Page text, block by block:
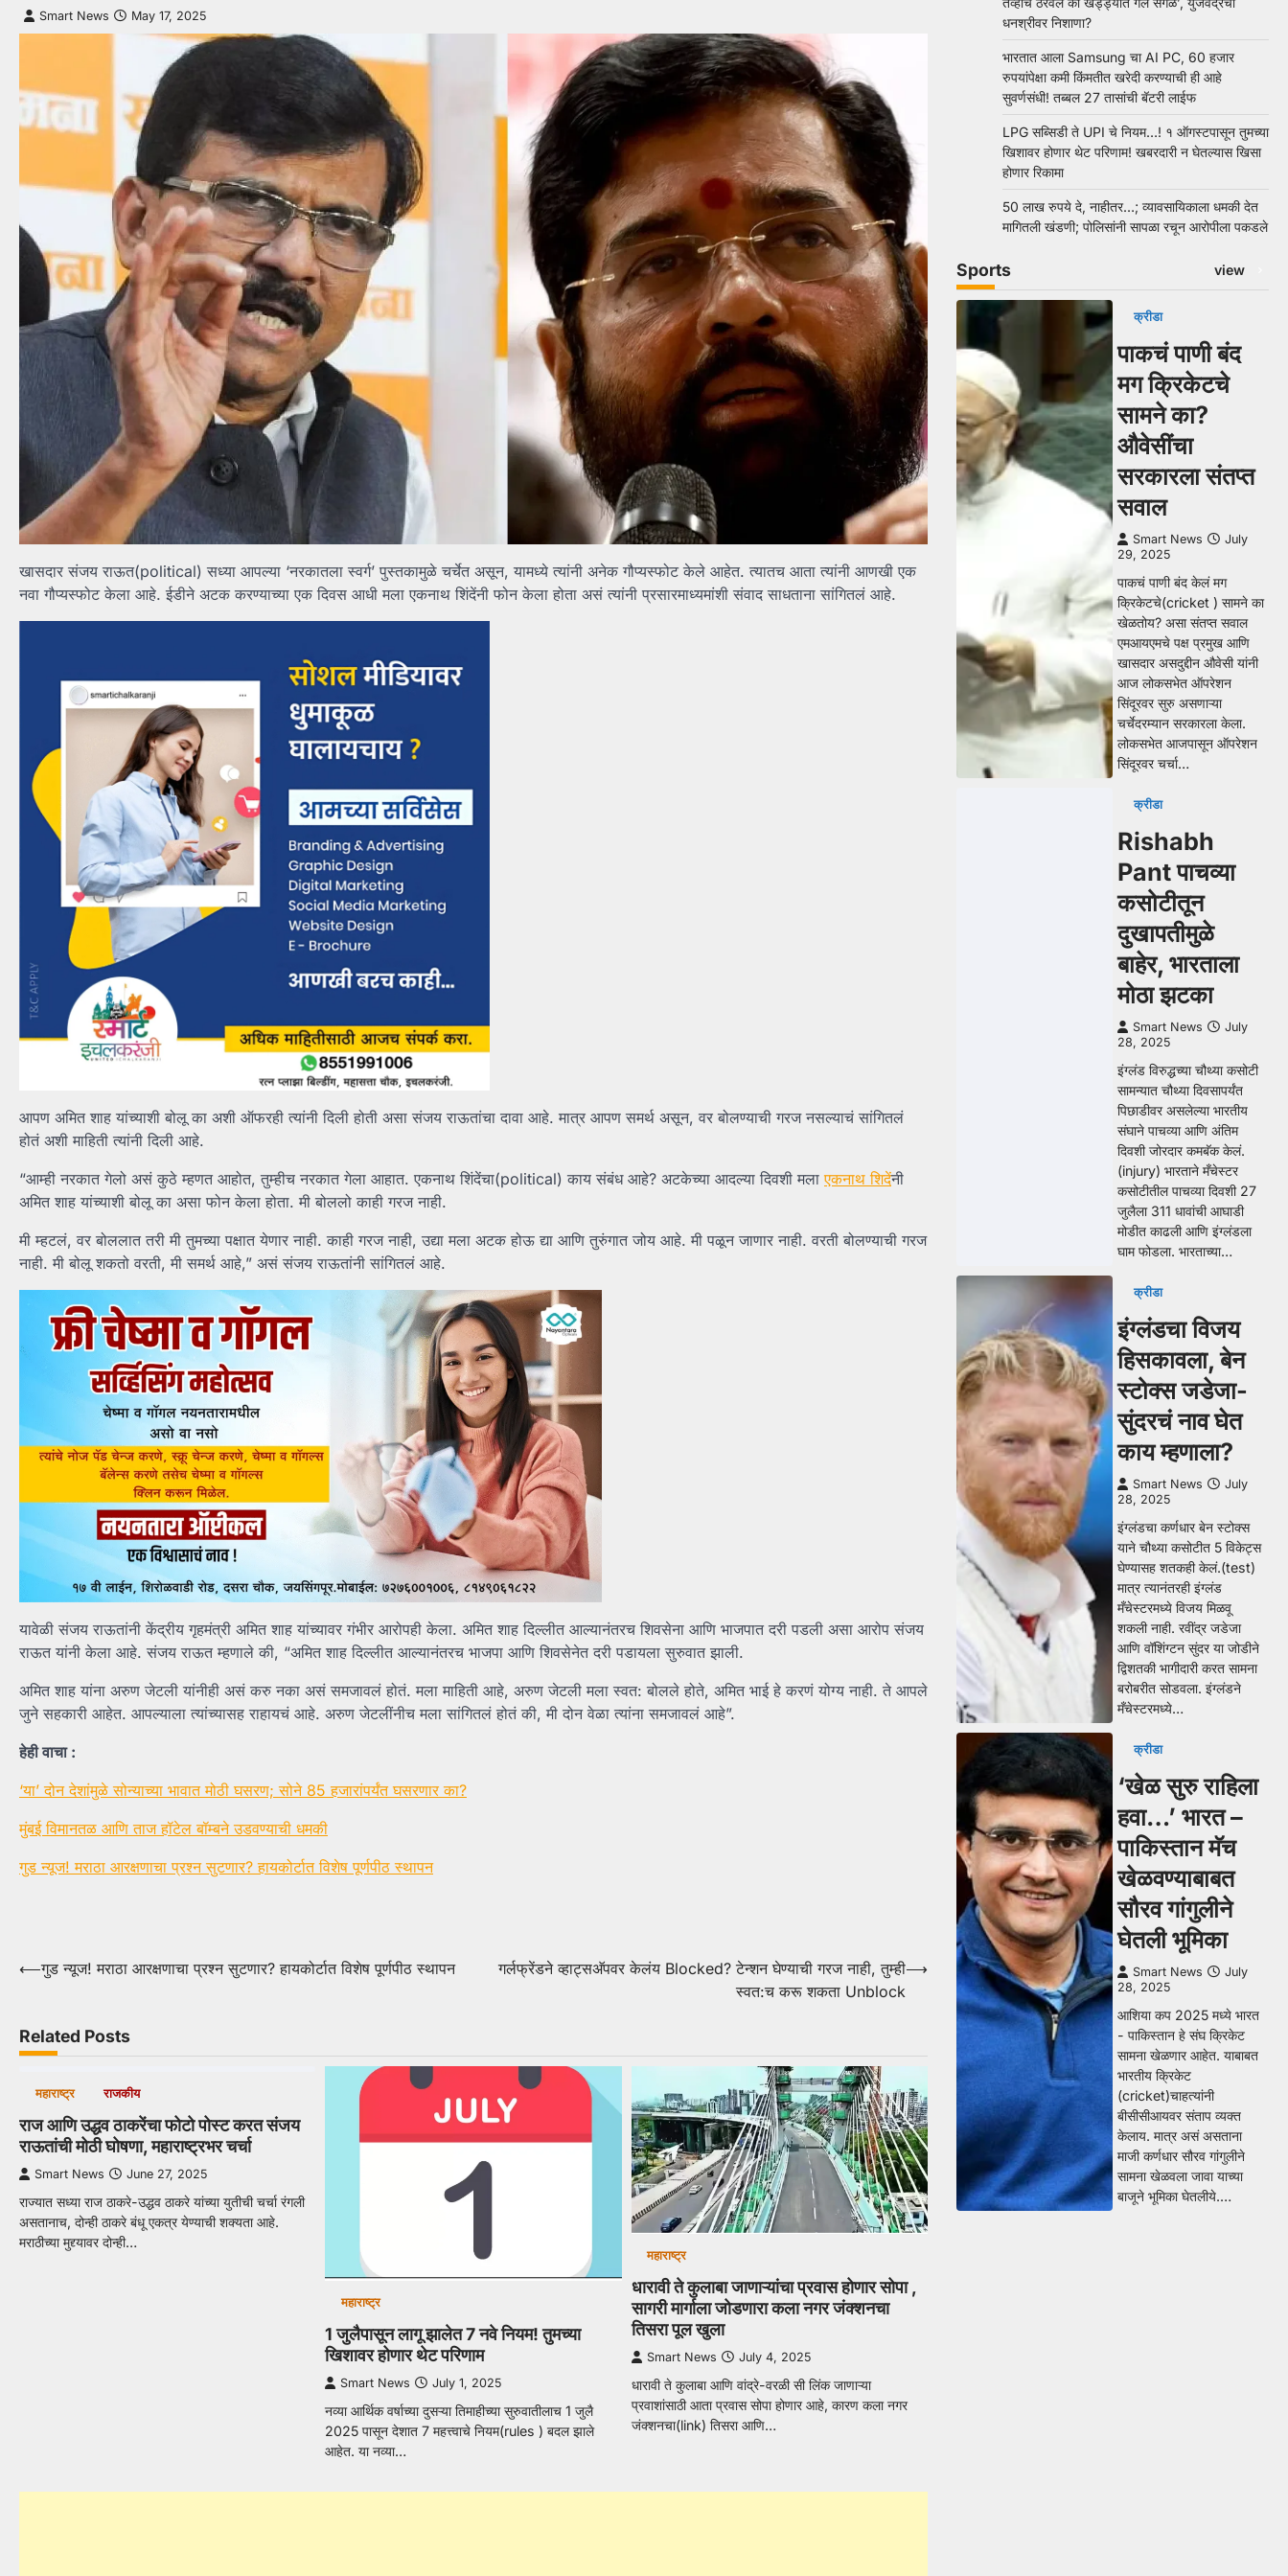
Smart News May 17, 2025
खासदार संजय राऊत(political) सध्या आपल्या ‘नरकातला स्वर्ग’ पुस्तकामुळे चर्चेत असून, यामध्ये त्यांनी अनेक गौप्यस्फोट केले आहेत. त्यातच आता त्यांनी आणखी एक
नवा गौप्यस्फोट केला आहे. ईडीने अटक करण्याच्या एक दिवस आधी मला एकनाथ शिंदेंनी फोन केला होता असं त्यांनी प्रसारमाध्यमांशी संवाद साधताना सांगितलं आहे.
आपण अमित शाह यांच्याशी बोलू का अशी ऑफरही त्यांनी दिली होती असा संजय राऊतांचा दावा आहे. मात्र आपण समर्थ असून, वर बोलण्याची गरज नसल्याचं सांगितलं
होतं अशी माहिती त्यांनी दिली आहे.
“आम्ही नरकात गेलो असं कुठे म्हणत आहोत, तुम्हीच नरकात गेला आहात. एकनाथ शिंदेंचा(political) काय संबंध आहे? अटकेच्या आदल्या दिवशी मलाएकनाथ शिदेंनी
अमित शाह यांच्याशी बोलू का असा फोन केला होता. मी बोललो काही गरज नाही.
मी म्हटलं, वर बोललात तरी मी तुमच्या पक्षात येणार नाही. काही गरज नाही, उद्या मला अटक होऊ द्या आणि तुरुंगात जोय आहे. मी पळून जाणार नाही. वरती बोलण्याची गरज
नाही. मी बोलू शकतो वरती, मी समर्थ आहे,” असं संजय राऊतांनी सांगितलं आहे.
यावेळी संजय राऊतांनी केंद्रीय गृहमंत्री अमित शाह यांच्यावर गंभीर आरोपही केला. अमित शाह दिल्लीत आल्यानंतरच शिवसेना आणि भाजपात दरी पडली असा आरोप संजय
राऊत यांनी केला आहे. संजय राऊत म्हणाले की, “अमित शाह दिल्लीत आल्यानंतरच भाजपा आणि शिवसेनेत दरी पडायला सुरुवात झाली.
अमित शाह यांना अरुण जेटली यांनीही असं करु नका असं समजावलं होतं. मला माहिती आहे, अरुण जेटली मला स्वत: बोलले होते, अमित भाई हे करणं योग्य नाही. ते आपले
जुने सहकारी आहेत. आपल्याला त्यांच्यासह राहायचं आहे. अरुण जेटलींनीच मला सांगितलं होतं की, मी दोन वेळा त्यांना समजावलं आहे”.
हेही वाचा :
‘या’ दोन देशांमुळे सोन्याच्या भावात मोठी घसरण; सोने 85 हजारांपर्यंत घसरणार का?
मुंबई विमानतळ आणि ताज हॉटेल बॉम्बने उडवण्याची धमकी
गुड न्यूज! मराठा आरक्षणाचा प्रश्न सुटणार? हायकोर्टात विशेष पूर्णपीठ स्थापन
Post
⟵गुड न्यूज! मराठा आरक्षणाचा प्रश्न सुटणार? हायकोर्टात विशेष पूर्णपीठ स्थापन
गर्लफ्रेंडने व्हाट्सअ‍ॅपवर केलंय Blocked? टेन्शन घेण्याची गरज नाही, तुम्ही
स्वत:च करू शकता Unblock
⟶
Related Posts
महाराष्ट्र राजकीय
राज आणि उद्धव ठाकरेंचा फोटो पोस्ट करत संजय
राऊतांची मोठी घोषणा, महाराष्ट्रभर चर्चा
Smart News June 27, 2025
राज्यात सध्या राज ठाकरे-उद्धव ठाकरे यांच्या युतीची चर्चा रंगली
असतानाच, दोन्ही ठाकरे बंधू एकत्र येण्याची शक्यता आहे.
मराठीच्या मुद्द्यावर दोन्ही…
महाराष्ट्र
1 जुलैपासून लागू झालेत 7 नवे नियम! तुमच्या
खिशावर होणार थेट परिणाम
Smart News July 1, 2025
नव्या आर्थिक वर्षाच्या दुसऱ्या तिमाहीच्या सुरुवातीलाच 1 जुलै
2025 पासून देशात 7 महत्त्वाचे नियम(rules ) बदल झाले
आहेत. या नव्या…
महाराष्ट्र
धारावी ते कुलाबा जाणाऱ्यांचा प्रवास होणार सोपा ,
सागरी मार्गाला जोडणारा कला नगर जंक्शनचा
तिसरा पूल खुला
Smart News July 4, 2025
धारावी ते कुलाबा आणि वांद्रे-वरळी सी लिंक जाणाऱ्या
प्रवाशांसाठी आता प्रवास सोपा होणार आहे, कारण कला नगर
जंक्शनचा(link) तिसरा आणि…
धनश्रीवर निशाणा?
भारतात आला Samsung चा AI PC, 60 हजार
रुपयांपेक्षा कमी किंमतीत खरेदी करण्याची ही आहे
सुवर्णसंधी! तब्बल 27 तासांची बॅटरी लाईफ
LPG सब्सिडी ते UPI चे नियम…! १ ऑगस्टपासून तुमच्या
खिशावर होणार थेट परिणाम! खबरदारी न घेतल्यास खिसा
होणार रिकामा
50 लाख रुपये दे, नाहीतर…; व्यावसायिकाला धमकी देत
मागितली खंडणी; पोलिसांनी सापळा रचून आरोपीला पकडले
Sports view
क्रीडा
पाकचं पाणी बंद
मग क्रिकेटचे
सामने का?
औवेसींचा
सरकारला संतप्त
सवाल
Smart News
July
29, 2025
पाकचं पाणी बंद केलं मग
क्रिकेटचे(cricket ) सामने का
खेळतोय? असा संतप्त सवाल
एमआयएमचे पक्ष प्रमुख आणि
खासदार असदुद्दीन औवेसी यांनी
आज लोकसभेत ऑपरेशन
सिंदूरवर सुरु असणाऱ्या
चर्चेदरम्यान सरकारला केला.
लोकसभेत आजपासून ऑपरेशन
सिंदूरवर चर्चा…
क्रीडा
Rishabh
Pant पाचव्या
कसोटीतून
दुखापतीमुळे
बाहेर, भारताला
मोठा झटका
Smart News
July
28, 2025
इंग्लंड विरुद्धच्या चौथ्या कसोटी
सामन्यात चौथ्या दिवसापर्यंत
पिछाडीवर असलेल्या भारतीय
संघाने पाचव्या आणि अंतिम
दिवशी जोरदार कमबॅक केलं.
(injury) भारताने मँचेस्टर
कसोटीतील पाचव्या दिवशी 27
जुलैला 311 धावांची आघाडी
मोडीत काढली आणि इंग्लंडला
घाम फोडला. भारताच्या…
क्रीडा
इंग्लंडचा विजय
हिसकावला, बेन
स्टोक्स जडेजा-
सुंदरचं नाव घेत
काय म्हणाला?
Smart News
July
28, 2025
इंग्लंडचा कर्णधार बेन स्टोक्स
याने चौथ्या कसोटीत 5 विकेट्स
घेण्यासह शतकही केलं.(test)
मात्र त्यानंतरही इंग्लंड
मँचेस्टरमध्ये विजय मिळवू
शकली नाही. रवींद्र जडेजा
आणि वॉशिंग्टन सुंदर या जोडीने
द्विशतकी भागीदारी करत सामना
बरोबरीत सोडवला. इंग्लंडने
मँचेस्टरमध्ये…
क्रीडा
‘खेळ सुरु राहिला
हवा…’ भारत –
पाकिस्तान मॅच
खेळवण्याबाबत
सौरव गांगुलीने
घेतली भूमिका
Smart News
July
28, 2025
आशिया कप 2025 मध्ये भारत
- पाकिस्तान हे संघ क्रिकेट
सामना खेळणार आहेत. याबाबत
भारतीय क्रिकेट
(cricket)चाहत्यांनी
बीसीसीआयवर संताप व्यक्त
केलाय. मात्र असं असताना
माजी कर्णधार सौरव गांगुलीने
सामना खेळवला जावा याच्या
बाजूने भूमिका घेतलीये.…